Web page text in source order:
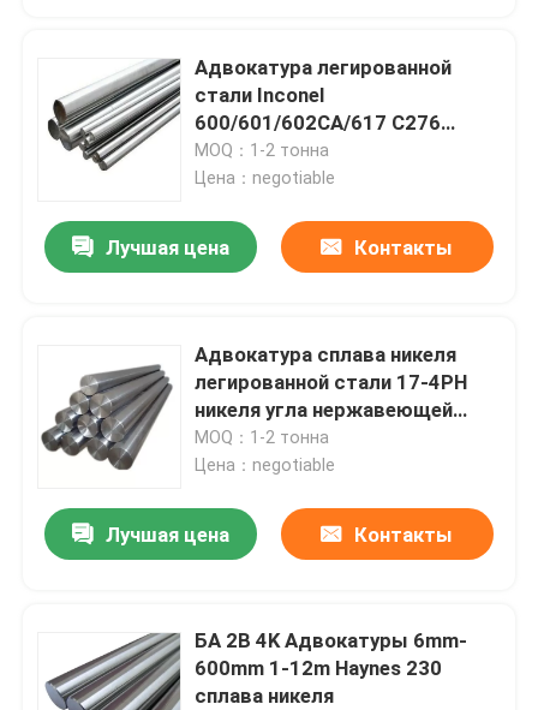
Адвокатура легированной
стали Inconel
600/601/602CA/617 C276
материала никеля Maraging
стальная
MOQ：1-2 тонна
Цена：negotiable
Лучшая цена Контакты
Адвокатура сплава никеля
легированной стали 17-4PH
никеля угла нержавеющей
стали
MOQ：1-2 тонна
Цена：negotiable
Лучшая цена Контакты
БА 2B 4K Адвокатуры 6mm-
600mm 1-12m Haynes 230
сплава никеля